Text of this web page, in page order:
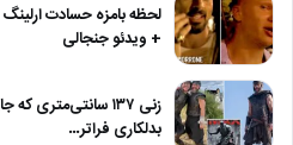
لحظه بامزه حسادت ارلینگ
+ ویدئو جنجالی
زنی ۱۳۷
بدلکاری فراتر…